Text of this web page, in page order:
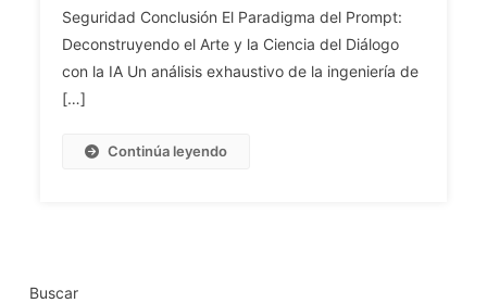
El
Arte
Y
Seguridad Conclusión El Paradigma del Prompt:
Deconstruyendo el Arte y la Ciencia del Diálogo
con la IA Un análisis exhaustivo de la ingeniería de
[…]
Continúa leyendo
Buscar